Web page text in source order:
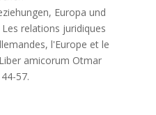
Europa und
Les relations juridiques
l'Europe et le
amicorum Otmar
57.